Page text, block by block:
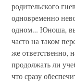
родительского
одновременно
одном... Юноша,
часто на таком
же ответственно,
продолжать ли
что сразу